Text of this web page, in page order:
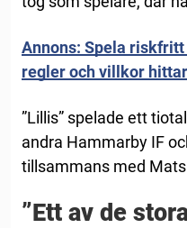
Annons: Spela riskfritt
regler och villkor
”Lillis” spelade ett
andra Hammarby IF
tillsammans med
”Ett av de